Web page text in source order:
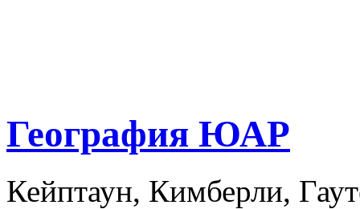
География ЮАР
Кейптаун, Кимберли,